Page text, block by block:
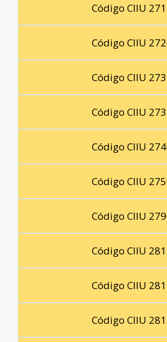
Código CIIU
Código CIIU
Código CIIU
Código CIIU
Código CIIU
Código CIIU
Código CIIU
Código CIIU
Código CIIU
Código CIIU